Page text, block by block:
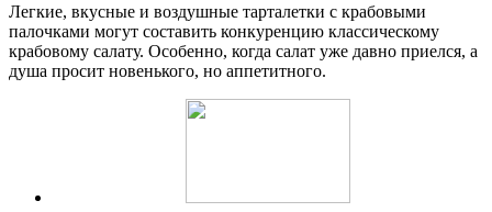
Легкие, вкусные и воздушные тарталетки с крабовыми
палочками могут составить конкуренцию классическому
крабовому салату. Особенно, когда салат уже давно приелся, а
душа просит новенького, но аппетитного.